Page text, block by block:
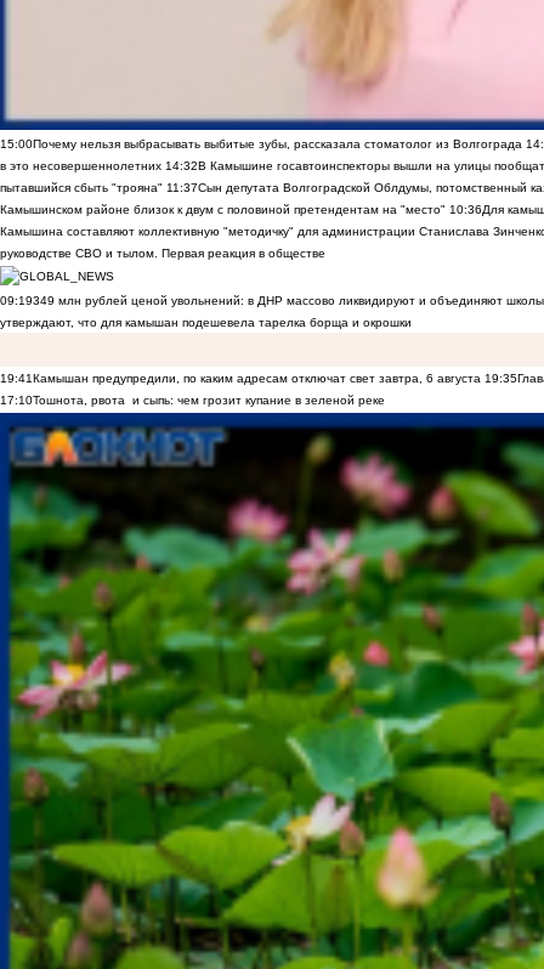
15:00Почему нельзя выбрасывать выбитые зубы, рассказала стоматолог из Волгограда
в это несовершеннолетних 14:32В Камышине госавтоинспекторы вышли на улицы
пытавшийся сбыть "трояна" 11:37Сын депутата Волгоградской Облдумы, потомственный
Камышинском районе близок к двум с половиной претендентам на "место" 10:36Для
Камышина составляют коллективную "методичку" для администрации Станислава
руководстве СВО и тылом. Первая реакция в обществе
09:19349 млн рублей ценой увольнений: в ДНР массово ликвидируют и объединяют
утверждают, что для камышан подешевела тарелка борща и окрошки
19:41Камышан предупредили, по каким адресам отключат свет завтра, 6 августа 19:35
17:10Тошнота, рвота и сыпь: чем грозит купание в зеленой реке